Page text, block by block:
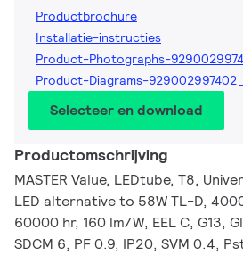
Productbrochure
Installatie-instructies
Product-Photographs-
Product-Diagrams-
Selecteer en download
Productomschrijving
MASTER Value, LEDtube, T8,
LED alternative to 58W TL-D,
60000 hr, 160 lm/W, EEL C, G13,
SDCM 6, PF 0.9, IP20, SVM 0.4,